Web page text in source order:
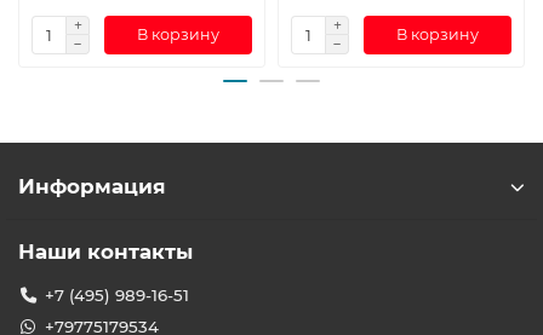
В корзину В корзину
Информация
Наши контакты
+7 (495) 989-16-51
+79775179534